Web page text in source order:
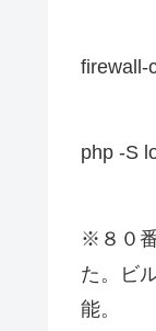
firewall-
php -S
※８０
た。ビ
能。